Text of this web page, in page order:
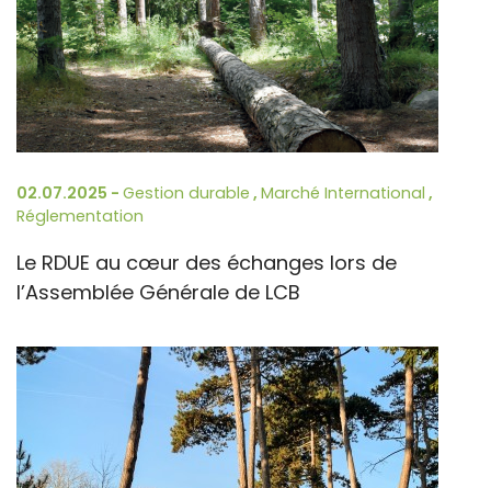
02.07.2025 - Gestion durable , Marché International ,
Réglementation
Le RDUE au cœur des échanges lors de
l’Assemblée Générale de LCB